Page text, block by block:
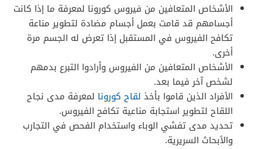
الأشخاص المتعافين من فيروس كورونا لمعرفة ما إذا كانت
أجسامهم قد قامت بعمل أجسام مضادة لتطوير مناعة
تكافح الفيروس في المستقبل إذا تعرض له الجسم مرة
أخرى.
الأشخاص المتعافين من الفيروس وأرادوا التبرع بدمهم
لشخص آخر فيما بعد.
الأفراد الذين قاموا بأخذ لقاح كورونا لمعرفة مدى نجاح
اللقاح لتطوير استجابة مناعية تكافح الفيروس.
تحديد مدى تفشي الوباء واستخدام الفحص في التجارب
والأبحاث السريرية.